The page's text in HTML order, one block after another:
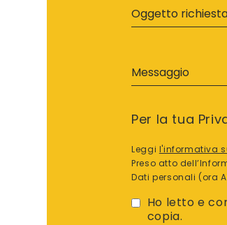
Per la tua
Leggi l'informativa
Preso atto
Dati personali (ora
Ho letto e
copia.